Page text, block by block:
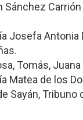
Sánchez
Josefa Antonia
Tomás,
Matea de los
Sayán, Tribuno